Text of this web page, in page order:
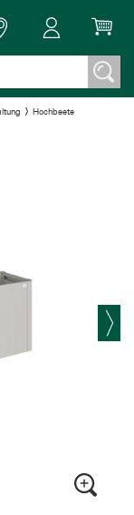
Hochbeete